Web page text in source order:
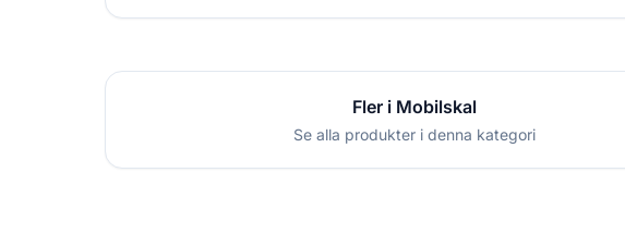
Fler i Mobilskal
Se alla produkter i denna kategori